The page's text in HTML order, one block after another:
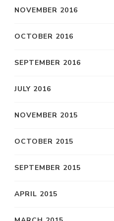
NOVEMBER 2016
OCTOBER 2016
SEPTEMBER 2016
JULY 2016
NOVEMBER 2015
OCTOBER 2015
SEPTEMBER 2015
APRIL 2015